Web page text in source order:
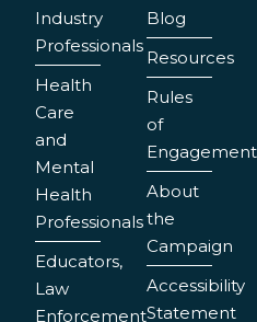
Industry
Professionals
Health
Care
and
Mental
Health
Professionals
Educators,
Law
Enforcement
Blog
Resources
Rules
of
Engagement
About
the
Campaign
Accessibility
Statement